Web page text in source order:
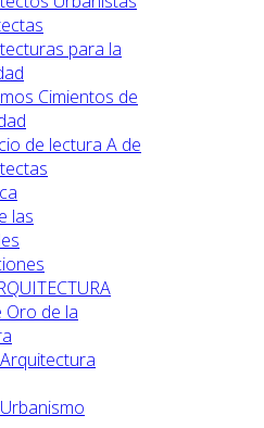
para la
Cimientos de
de lectura A de
las
Oro de la